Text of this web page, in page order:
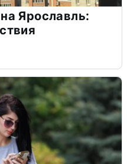
Ярославль: